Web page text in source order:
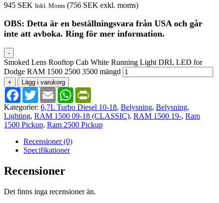
945 SEK Inkl. Moms (756 SEK exkl. moms)
OBS: Detta är en beställningsvara från USA och går
inte att avboka. Ring för mer information.
-
Smoked Lens Rooftop Cab White Running Light DRL LED for
Dodge RAM 1500 2500 3500 mängd
+ Lägg i varukorg
Facebook
TwitterEmail WhatsApp
Kategorier: 6,7L Turbo Diesel 10-18, Belysning, Belysning,
Lighting, RAM 1500 09-18 (CLASSIC), RAM 1500 19-, Ram
1500 Pickup, Ram 2500 Pickup
Recensioner (0)
Specifikationer
Recensioner
Det finns inga recensioner än.